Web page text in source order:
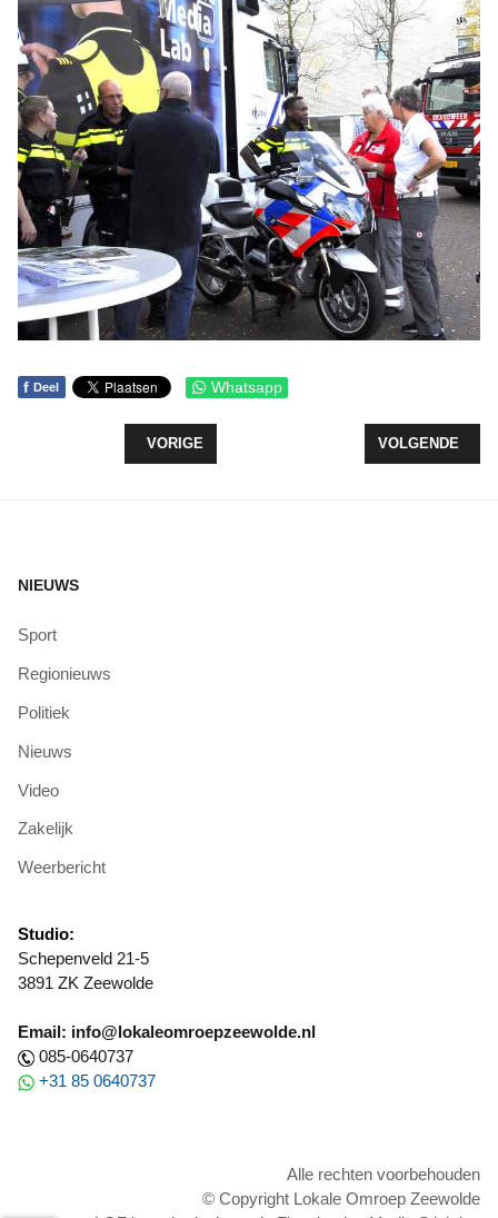
f Deel Whatsapp
VORIG ARTIKEL: OOGVERENIGING
VORIGE VOLGENDE
VOLGENDE
NIEUWS
Sport
Regionieuws
Politiek
Nieuws
Video
Zakelijk
Weerbericht
Studio:
Schepenveld 21-5
3891 ZK Zeewolde
Email: info@lokaleomroepzeewolde.nl
085-0640737
+31 85 0640737
Alle rechten voorbehouden
© Copyright Lokale Omroep Zeewolde